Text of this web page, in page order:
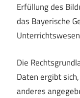
Erfüllung des
das Bayerische
Die
Daten ergibt
anderes